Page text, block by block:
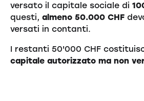
versato il capitale sociale di
questi, almeno 50.000 CHF
versati in contanti.
I restanti 50'000 CHF
capitale autorizzato ma non